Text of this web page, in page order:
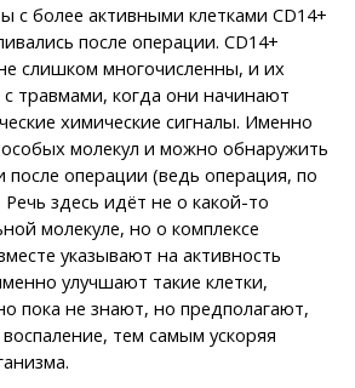
с более активными клетками CD14+
после операции. CD14+
слишком многочисленны, и их
с травмами, когда они начинают
химические сигналы. Именно
молекул и можно обнаружить
после операции (ведь операция, по
здесь идёт не о какой-то
молекуле, но о комплексе
указывают на активность
улучшают такие клетки,
пока не знают, но предполагают,
тем самым ускоряя